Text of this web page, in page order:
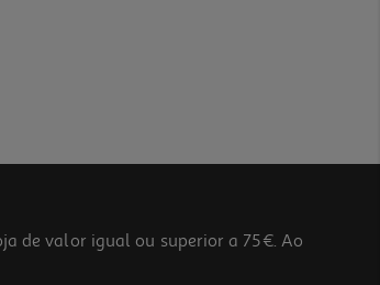
de valor igual ou superior a 75€. Ao